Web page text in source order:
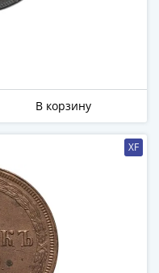
В корзину
XF